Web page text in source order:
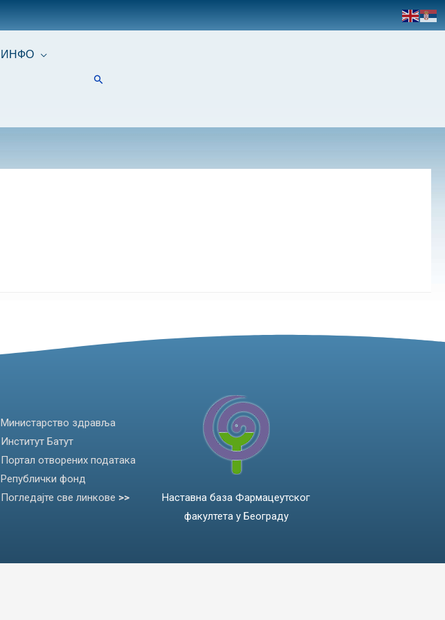
ИНФО
Министарство здравља
Институт Батут
Портал отворених података
Републички фонд
Погледајте све линкове >>
Наставна база Фармацеутског
факултета у Београду